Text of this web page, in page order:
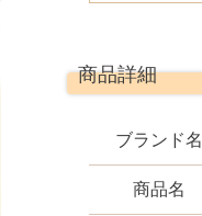
商品詳細
ブランド名
商品名